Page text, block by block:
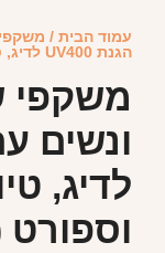
עמוד הבית /
הגנת UV400 לדיג, טיולים, נהיגה וספורט (משלוח חינם)
משקפי
לדיג,